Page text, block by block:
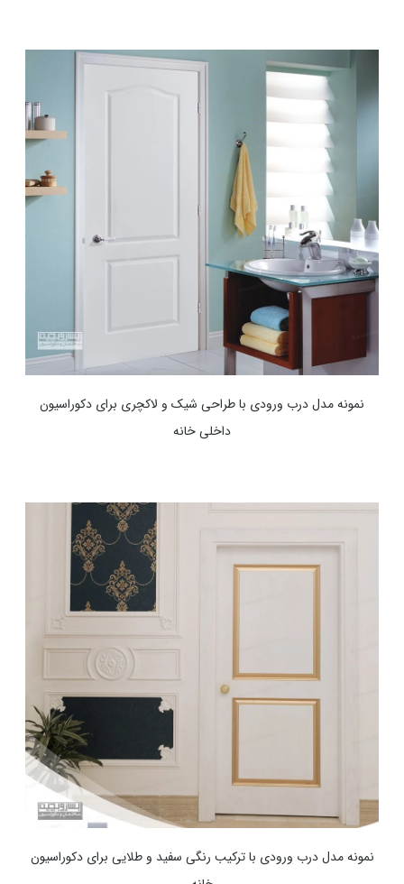
نمونه مدل درب ورودی با طراحی شیک و لاکچری برای دکوراسیون
داخلی خانه
نمونه مدل درب ورودی با ترکیب رنگی سفید و طلایی برای دکوراسیون